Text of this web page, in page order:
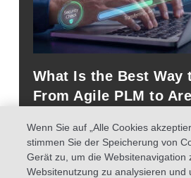
What Is the Best Way
From Agile PLM to
Wenn Sie auf „Alle Cookies
stimmen Sie der Speicherung von
Gerät zu, um die Websitenavigation
Websitenutzung zu analysieren und